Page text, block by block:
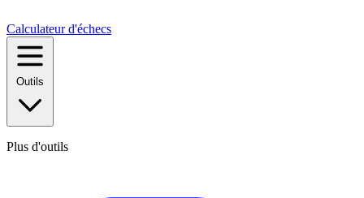
Calculateur d'échecs
Outils
Plus d'outils